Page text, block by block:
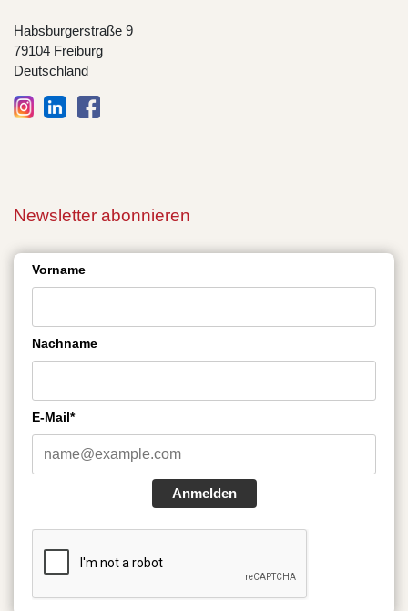
Habsburgerstraße 9
79104 Freiburg
Deutschland
Newsletter abonnieren
Vorname
Nachname
E-Mail*
Anmelden